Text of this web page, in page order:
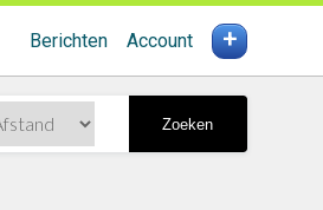
Berichten Account +
Zoeken